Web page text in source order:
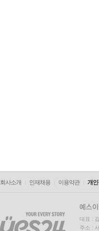
회사소개 인재채용 이용약관 개
대표 :
주소 :